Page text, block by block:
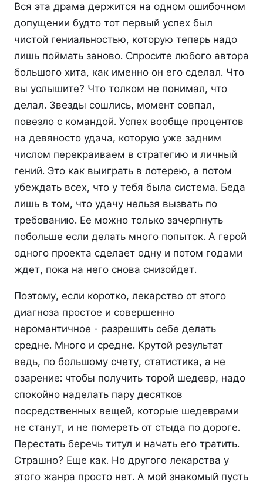
Вся эта драма держится на одном ошибочном
допущении будто тот первый успех был
чистой гениальностью, которую теперь надо
лишь поймать заново. Спросите любого автора
большого хита, как именно он его сделал. Что
вы услышите? Что толком не понимал, что
делал. Звезды сошлись, момент совпал,
повезло с командой. Успех вообще процентов
на девяносто удача, которую уже задним
числом перекраиваем в стратегию и личный
гений. Это как выиграть в лотерею, а потом
убеждать всех, что у тебя была система. Беда
лишь в том, что удачу нельзя вызвать по
требованию. Ее можно только зачерпнуть
побольше если делать много попыток. А герой
одного проекта сделает одну и потом годами
ждет, пока на него снова снизойдет.
Поэтому, если коротко, лекарство от этого
диагноза простое и совершенно
неромантичное - разрешить себе делать
средне. Много и средне. Крутой результат
ведь, по большому счету, статистика, а не
озарение: чтобы получить торой шедевр, надо
спокойно наделать пару десятков
посредственных вещей, которые шедеврами
не станут, и не помереть от стыда по дороге.
Перестать беречь титул и начать его тратить.
Страшно? Еще как. Но другого лекарства у
этого жанра просто нет. А мой знакомый пусть